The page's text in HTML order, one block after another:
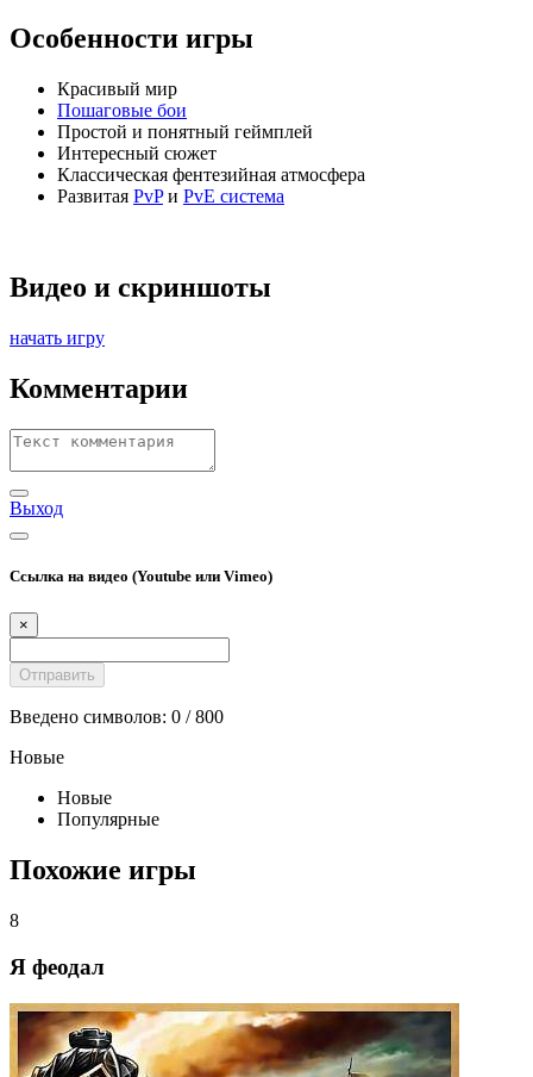
Особенности игры
Красивый мир
Пошаговые бои
Простой и понятный геймплей
Интересный сюжет
Классическая фентезийная атмосфера
Развитая PvPи PvE система
Видео и скриншоты
начать игру
Комментарии
Выход
Ссылка на видео (Youtube или Vimeo)
×
Введено символов: 0 / 800
Новые
Новые
Популярные
Похожие игры
8
Я феодал